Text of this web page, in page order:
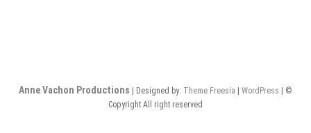
Anne Vachon Productions | Designed by: Theme Freesia |WordPress | ©
Copyright All right reserved